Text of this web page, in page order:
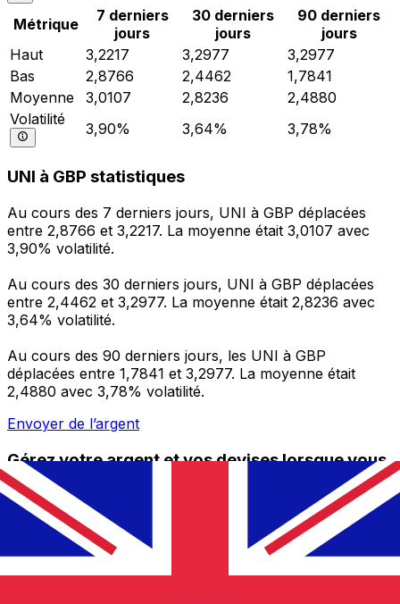
Métrique
7 derniers
jours
30 derniers
jours
90 derniers
jours
Haut
3,2217 3,2977
3,2977
Bas
2,8766 2,4462
1,7841
Moyenne
3,0107 2,8236
2,4880
Volatilité
3,90% 3,64% 3,78%
UNI à GBP statistiques
Au cours des 7 derniers jours, UNI à GBP déplacées
entre 2,8766 et 3,2217. La moyenne était 3,0107 avec
3,90% volatilité.
Au cours des 30 derniers jours, UNI à GBP déplacées
entre 2,4462 et 3,2977. La moyenne était 2,8236 avec
3,64% volatilité.
Au cours des 90 derniers jours, les UNI à GBP
déplacées entre 1,7841 et 3,2977. La moyenne était
2,4880 avec 3,78% volatilité.
Envoyer de l’argent
Gérez votre argent et vos devises lorsque vous
êtes en déplacement
L'application Xe réunit toutes les fonctionnalités
nécessaires pour vos transferts d'argent internationaux
et la gestion de vos devises. Convertissez des devises,